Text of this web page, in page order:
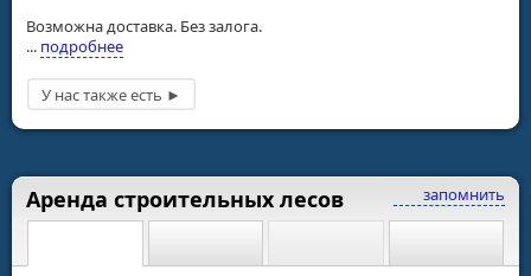
Возможна доставка. Без залога.
... подробнее
запомнить
Аренда строительных лесов